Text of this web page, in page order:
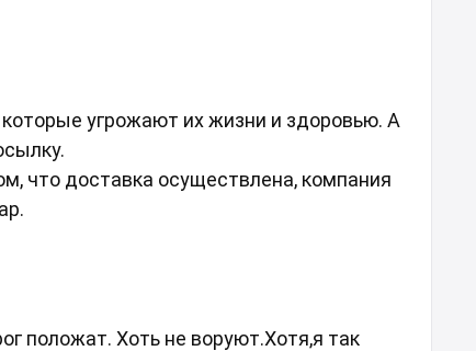
угрожают их жизни и здоровью. А
что доставка осуществлена, компания
положат. Хоть не воруют.Хотя,я так